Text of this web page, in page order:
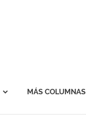
MÁS COLUMNAS